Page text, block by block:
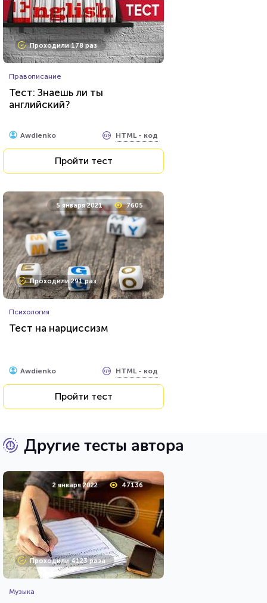
Проходили 178 раз
Правописание
Тест: Знаешь ли ты
английский?
Awdienko HTML - код
Пройти тест
5 января 2021 7605
Проходили 291 раз
Психология
Тест на нарциссизм
Awdienko HTML - код
Пройти тест
Другие тесты автора
2 января 2022 47136
Проходили 4123 раза
Музыка